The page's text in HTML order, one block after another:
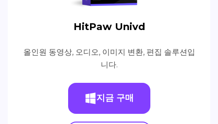
HitPaw Univd
올인원 동영상, 오디오, 이미지 변환, 편집 솔루션입
니다.
지금 구매